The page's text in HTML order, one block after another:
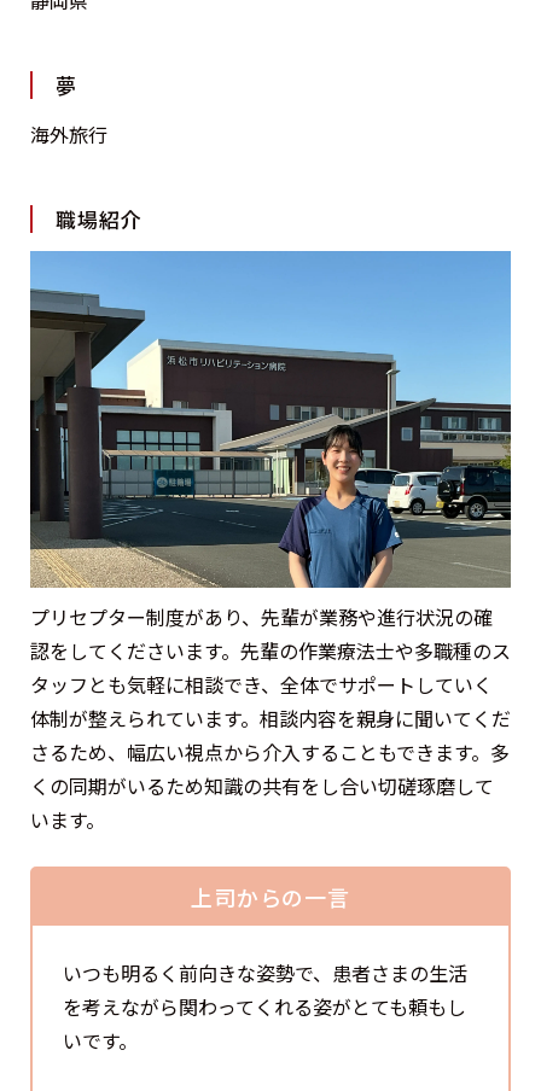
夢
海外旅行
職場紹介
プリセプター制度があり、先輩が業務や進行状況の確
認をしてくださいます。先輩の作業療法士や多職種のス
タッフとも気軽に相談でき、全体でサポートしていく
体制が整えられています。相談内容を親身に聞いてくだ
さるため、幅広い視点から介入することもできます。多
くの同期がいるため知識の共有をし合い切磋琢磨して
います。
上司からの一言
いつも明るく前向きな姿勢で、患者さまの生活
を考えながら関わってくれる姿がとても頼もし
いです。